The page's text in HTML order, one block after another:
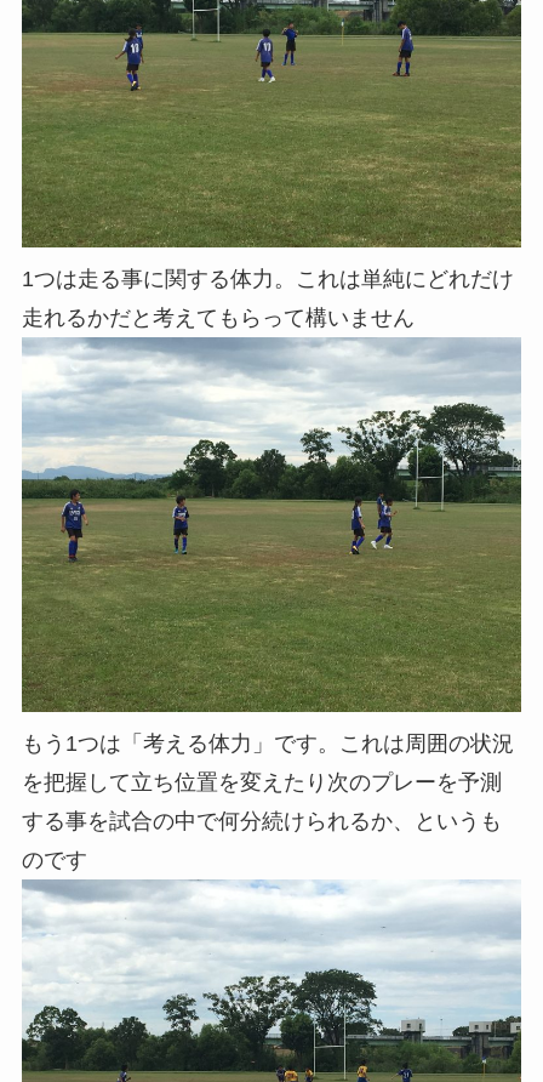
1つは走る事に関する体力。これは単純にどれだけ
走れるかだと考えてもらって構いません
もう1つは「考える体力」です。これは周囲の状況
を把握して立ち位置を変えたり次のプレーを予測
する事を試合の中で何分続けられるか、というも
のです